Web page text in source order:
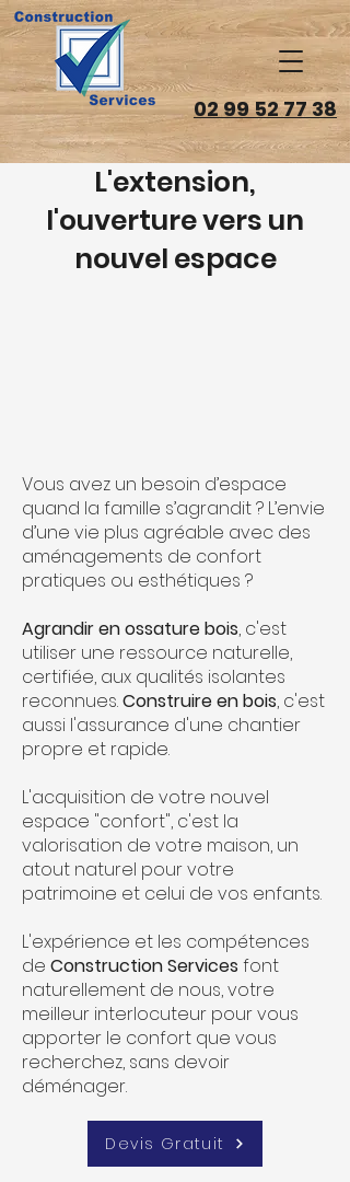
02 99 52 77 38
L'extension,
l'ouverture vers un
nouvel espace
Vous avez un besoin d’espace
quand la famille s’agrandit ? L’envie
d’une vie plus agréable avec des
aménagements de confort
pratiques ou esthétiques ?
Agrandir en ossature bois, c'est
utiliser une ressource naturelle,
certifiée, aux qualités isolantes
reconnues.Construire en bois, c'est
aussi l'assurance d'une chantier
propre et rapide.
L'acquisition de votre nouvel
espace "confort", c'est la
valorisation de votre maison, un
atout naturel pour votre
patrimoine et celui de vos enfants.
L'expérience et les compétences
de Construction Services font
naturellement de nous, votre
meilleur interlocuteur pour vous
apporter le confort que vous
recherchez, sans devoir
déménager.
Devis Gratuit